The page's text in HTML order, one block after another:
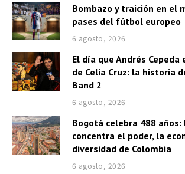
Bombazo y traición en el
pases del fútbol europeo
6 agosto, 2026
El día que Andrés
de Celia Cruz: la historia
Band 2
6 agosto, 2026
Bogotá celebra 488 años:
concentra el poder, la
diversidad de Colombia
6 agosto, 2026